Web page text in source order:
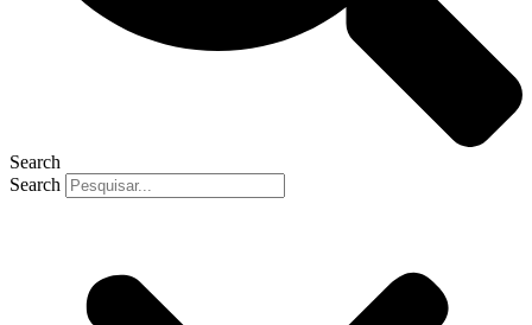
Search
Search